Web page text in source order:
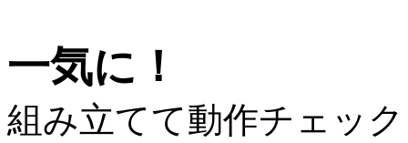
一気に！
組み立てて動作チェッ